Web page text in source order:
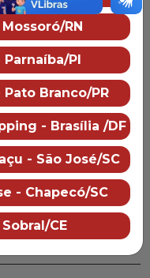
10
AGO
11
AGO
RN
PI
Branco/PR
- Brasília /DF
- São José/SC
- Chapecó/SC
CE